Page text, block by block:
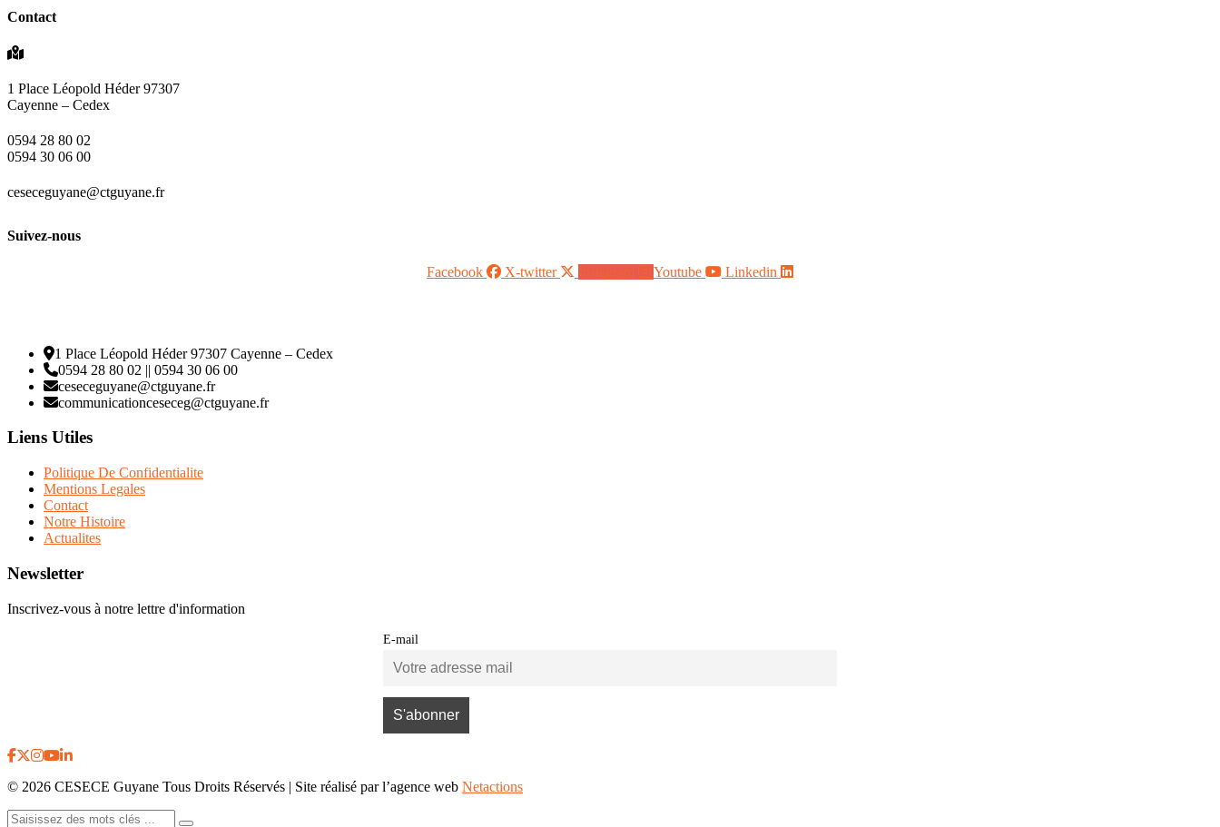
Contact
1 Place Léopold Héder 97307
Cayenne – Cedex
0594 28 80 02
0594 30 06 00
ceseceguyane@ctguyane.fr
Suivez-nous
Facebook X-twitter Instagram Youtube Linkedin
1 Place Léopold Héder 97307 Cayenne – Cedex
0594 28 80 02 || 0594 30 06 00
ceseceguyane@ctguyane.fr
communicationceseceg@ctguyane.fr
Liens Utiles
Politique De Confidentialite
Mentions Legales
Contact
Notre Histoire
Actualites
Newsletter
Inscrivez-vous à notre lettre d'information
E-mail
© 2026 CESECE Guyane Tous Droits Réservés | Site réalisé par l’agence web Netactions